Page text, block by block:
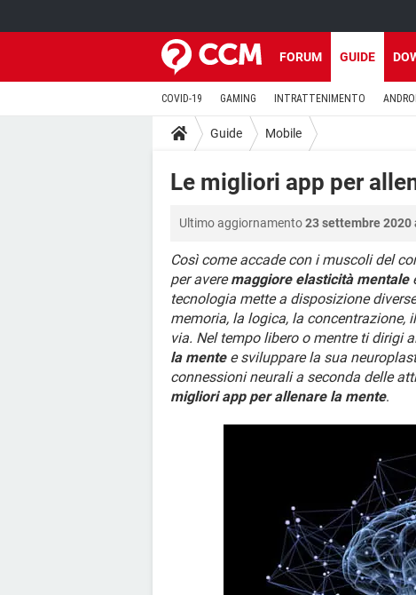
FORUM GUIDE
COVID-19 GAMING INTRATTENIMENTO
Guide Mobile
Le migliori app per
Ultimo aggiornamento23 settembre 2020
Così come accade con i muscoli del
per averemaggiore elasticità mentale
tecnologia mette a disposizione
memoria, la logica, la concentrazione,
via. Nel tempo libero o mentre ti dirigi
la mentee sviluppare la sua
connessioni neurali a seconda delle
migliori app per allenare la mente.